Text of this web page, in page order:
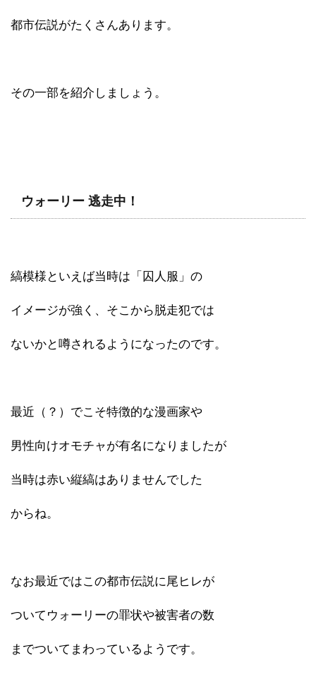
都市伝説がたくさんあります。
その一部を紹介しましょう。
ウォーリー 逃走中！
縞模様といえば当時は「囚人服」の
イメージが強く、そこから脱走犯では
ないかと噂されるようになったのです。
最近（？）でこそ特徴的な漫画家や
男性向けオモチャが有名になりましたが
当時は赤い縦縞はありませんでした
からね。
なお最近ではこの都市伝説に尾ヒレが
ついてウォーリーの罪状や被害者の数
までついてまわっているようです。